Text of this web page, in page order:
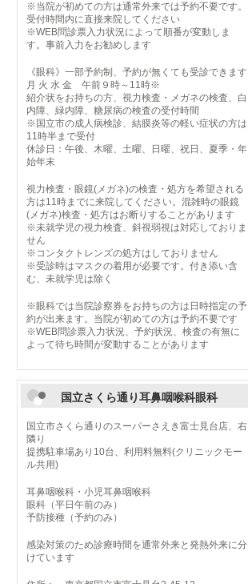
※当院が初めての方は通常外来では予約不要です。
受付時間内に直接来院してください
※WEB問診票入力状況によって順番が変動しま
す。事前入力をお勧めします
《眼科》一部予約制、予約が無くても受診できます
月 火 水 金 午前９時～11時※
紹介状をお持ちの方、視力検査・メガネの検査、白
内障、緑内障、糖尿病の検査の受付時間
※国立市の成人病検診、結膜炎等の軽い症状の方は
11時半まで受付
休診日：午後、木曜、土曜、日曜、祝日、夏季・年
始年末
視力検査・眼鏡(メガネ)の検査・処方を希望される
方は11時までに来院してください。混雑時の眼鏡
(メガネ)検査・処方はお断りすることがあります
※未就学児の視力検査、斜視弱視は対応しておりま
せん
※コンタクトレンズの処方はしておりません
※受診時はマスクの着用が必要です。付き添い含
む、未就学児は除く
※眼科では当院診察券をお持ちの方は日時指定の予
約が出来ます。当院が初めての方は予約不要です
※WEB問診票入力状況、予約状況、検査の有無に
よって待ち時間が変動することがあります
国立さくら通り耳鼻咽喉科眼科
国立市さくら通りのスーパーさえき富士見台店、右
隣り
提携駐車場あり10台、利用料無料(クリニックモー
ル共用)
耳鼻咽喉科・小児耳鼻咽喉科
眼科（平日午前のみ）
予防接種（予約のみ）
感染対策のため診療時間を通常外来と発熱外来に分
けています